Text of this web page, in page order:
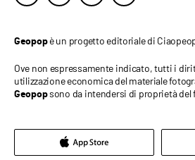
Geopopè un progetto editoriale di
Ove non espressamente indicato, tutti i
utilizzazione economica del materiale
Geopopsono da intendersi di proprietà